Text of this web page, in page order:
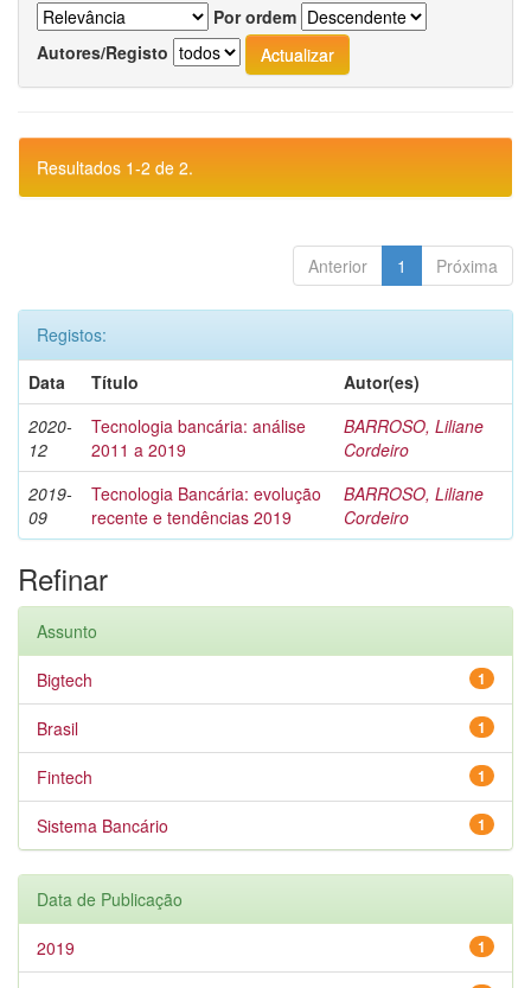
Por ordem
Autores/Registo
Resultados 1-2 de 2.
Anterior 1 Próxima
Registos:
Data
Título
Autor(es)
2020-
12
Tecnologia bancária: análise
2011 a 2019
BARROSO, Liliane
Cordeiro
2019-
09
Tecnologia Bancária: evolução
recente e tendências 2019
BARROSO, Liliane
Cordeiro
Refinar
Assunto
1
Bigtech
1
Brasil
1
Fintech
1
Sistema Bancário
Data de Publicação
1
2019